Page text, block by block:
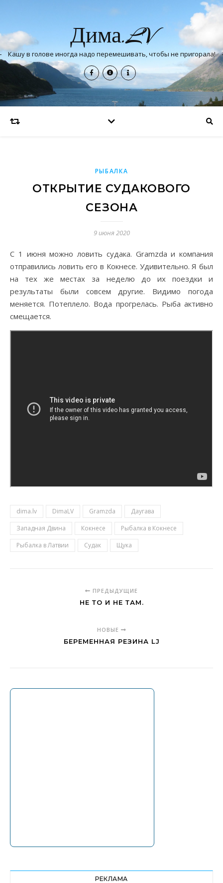
Дима.LV
Кашу в голове иногда надо перемешивать, чтобы не пригорала!
РЫБАЛКА
ОТКРЫТИЕ СУДАКОВОГО
СЕЗОНА
9 июня 2020
С 1 июня можно ловить судака. Gramzda и компания
отправились ловить его в Кокнесе. Удивительно. Я был
на тех же местах за неделю до их поездки и
результаты были совсем другие. Видимо погода
меняется. Потеплело. Вода прогрелась. Рыба активно
смещается.
dima.lv DimaLV Gramzda
Даугава
Западная Двина
Кокнесе
Рыбалка в Кокнесе
Рыбалка в Латвии
Судак Щука
ПРЕДЫДУЩИЕ
НЕ ТО И НЕ ТАМ.
НОВЫЕ
БЕРЕМЕННАЯ РЕЗИНА LJ
РЕКЛАМА